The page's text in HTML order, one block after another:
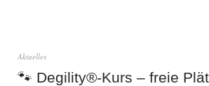
Aktuelles
🐾 Degility®-Kurs – freie